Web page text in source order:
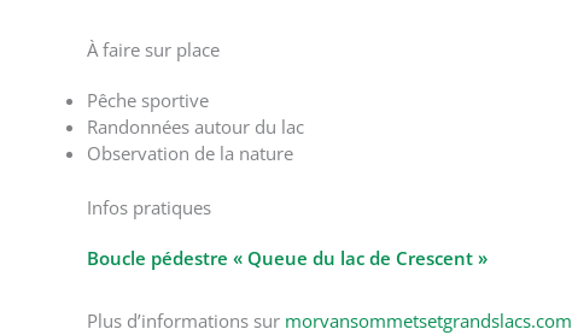
À faire sur place
Pêche sportive
Randonnées autour du lac
Observation de la nature
Infos pratiques
Boucle pédestre « Queue du lac de Crescent »
Plus d’informations sur morvansommetsetgrandslacs.com